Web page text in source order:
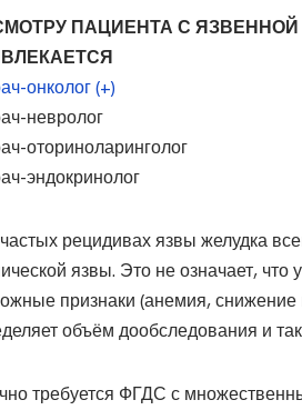
ПАЦИЕНТА С
онколог (+)
невролог
оториноларинголог
эндокринолог
рецидивах язвы желудка
язвы. Это не означает, что
признаки (анемия, снижение
объём дообследования и
требуется ФГДС с